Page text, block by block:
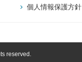
個人情報保護方針
reserved.